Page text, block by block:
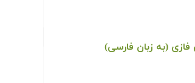
(به زبان فارسی)